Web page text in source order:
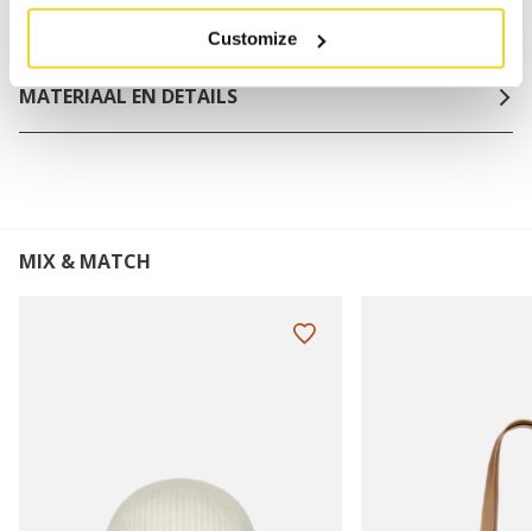
Customize
Omgevouwen manchet
MATERIAAL EN DETAILS
MIX & MATCH